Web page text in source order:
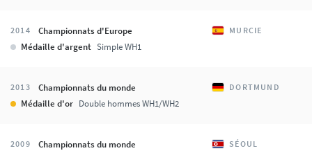
2014 Championnats d'Europe MURCIE
Médaille d'argent Simple WH1
2013 Championnats du monde DORTMUND
Médaille d'or Double hommes WH1/WH2
2009 Championnats du monde SÉOUL